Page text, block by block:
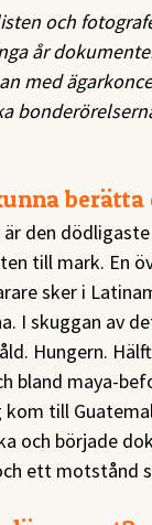
och
år
med
den
till mark. En
sker i
I skuggan av
Hungern.
bland maya-
kom till
och började
ett motstånd